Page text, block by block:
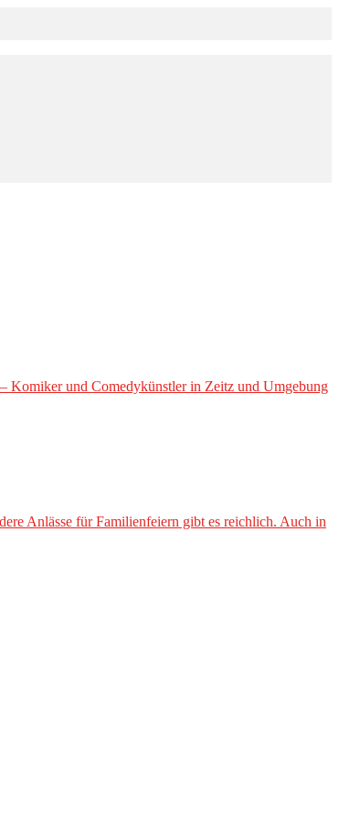
Komiker und Comedykünstler in Zeitz und Umgebung
Anlässe für Familienfeiern gibt es reichlich. Auch in